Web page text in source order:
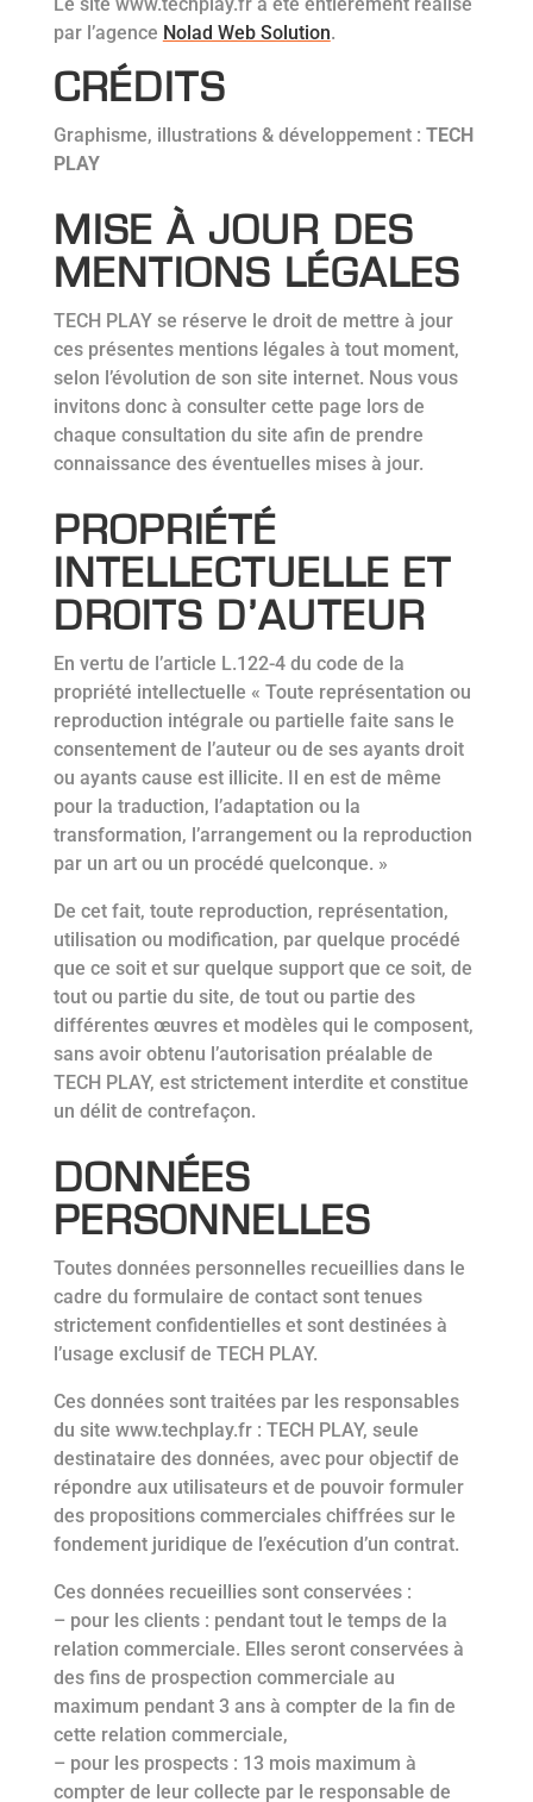
par l’agence Nolad Web Solution.
CRÉDITS
Graphisme, illustrations & développement : TECH
PLAY
MISE À JOUR DES
MENTIONS LÉGALES
TECH PLAY se réserve le droit de mettre à jour
ces présentes mentions légales à tout moment,
selon l’évolution de son site internet. Nous vous
invitons donc à consulter cette page lors de
chaque consultation du site afin de prendre
connaissance des éventuelles mises à jour.
PROPRIÉTÉ
INTELLECTUELLE ET
DROITS D’AUTEUR
En vertu de l’article L.122-4 du code de la
propriété intellectuelle « Toute représentation ou
reproduction intégrale ou partielle faite sans le
consentement de l’auteur ou de ses ayants droit
ou ayants cause est illicite. Il en est de même
pour la traduction, l’adaptation ou la
transformation, l’arrangement ou la reproduction
par un art ou un procédé quelconque. »
De cet fait, toute reproduction, représentation,
utilisation ou modification, par quelque procédé
que ce soit et sur quelque support que ce soit, de
tout ou partie du site, de tout ou partie des
différentes œuvres et modèles qui le composent,
sans avoir obtenu l’autorisation préalable de
TECH PLAY, est strictement interdite et constitue
un délit de contrefaçon.
DONNÉES
PERSONNELLES
Toutes données personnelles recueillies dans le
cadre du formulaire de contact sont tenues
strictement confidentielles et sont destinées à
l’usage exclusif de TECH PLAY.
Ces données sont traitées par les responsables
du site www.techplay.fr : TECH PLAY, seule
destinataire des données, avec pour objectif de
répondre aux utilisateurs et de pouvoir formuler
des propositions commerciales chiffrées sur le
fondement juridique de l’exécution d’un contrat.
Ces données recueillies sont conservées :
– pour les clients : pendant tout le temps de la
relation commerciale. Elles seront conservées à
des fins de prospection commerciale au
maximum pendant 3 ans à compter de la fin de
cette relation commerciale,
– pour les prospects : 13 mois maximum à
compter de leur collecte par le responsable de